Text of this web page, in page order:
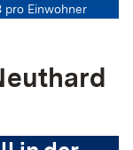
pro Einwohner